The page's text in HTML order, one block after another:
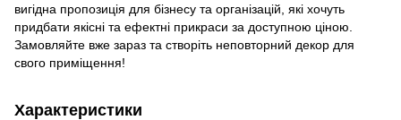
вигідна пропозиція для бізнесу та організацій, які хочуть
придбати якісні та ефектні прикраси за доступною ціною.
Замовляйте вже зараз та створіть неповторний декор для
свого приміщення!
Характеристики